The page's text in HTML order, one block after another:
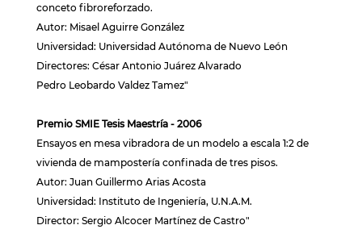
conceto fibroreforzado.
Autor: Misael Aguirre González
Universidad: Universidad Autónoma de Nuevo León
Directores: César Antonio Juárez Alvarado
Pedro Leobardo Valdez Tamez"
Premio SMIE Tesis Maestría - 2006
Ensayos en mesa vibradora de un modelo a escala 1:2 de
vivienda de mampostería confinada de tres pisos.
Autor: Juan Guillermo Arias Acosta
Universidad: Instituto de Ingeniería, U.N.A.M.
Director: Sergio Alcocer Martínez de Castro"